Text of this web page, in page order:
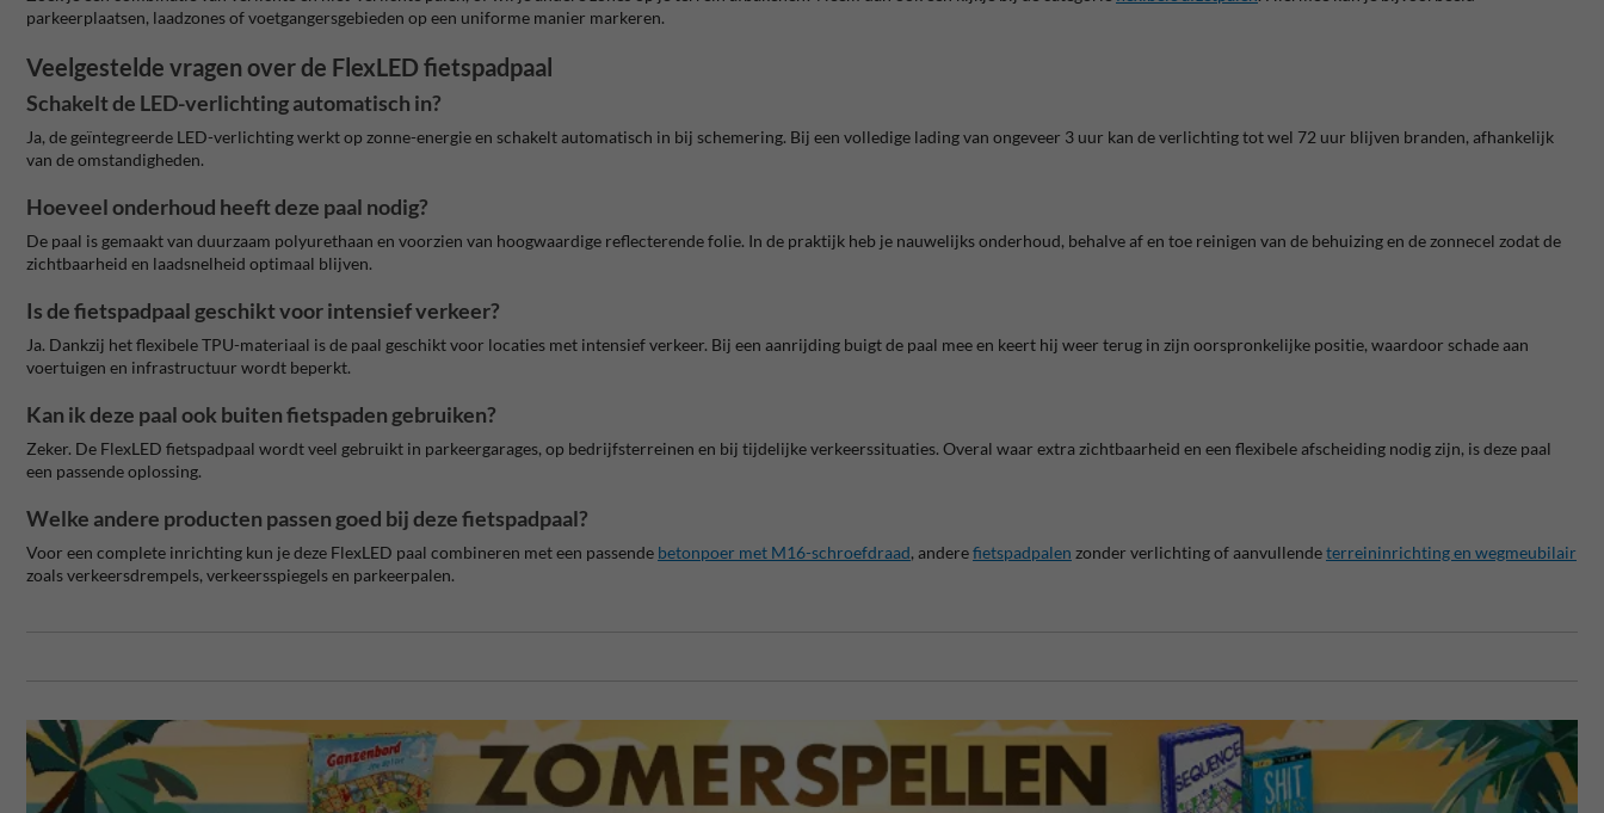
parkeerplaatsen, laadzones of voetgangersgebieden op een uniforme manier markeren.
Veelgestelde vragen over de FlexLED fietspadpaal
Schakelt de LED-verlichting automatisch in?
Ja, de geïntegreerde LED-verlichting werkt op zonne-energie en schakelt automatisch in bij schemering. Bij een volledige lading van ongeveer 3 uur kan de verlichting tot wel 72 uur blijven branden, afhankelijk
van de omstandigheden.
Hoeveel onderhoud heeft deze paal nodig?
De paal is gemaakt van duurzaam polyurethaan en voorzien van hoogwaardige reflecterende folie. In de praktijk heb je nauwelijks onderhoud, behalve af en toe reinigen van de behuizing en de zonnecel zodat de
zichtbaarheid en laadsnelheid optimaal blijven.
Is de fietspadpaal geschikt voor intensief verkeer?
Ja. Dankzij het flexibele TPU-materiaal is de paal geschikt voor locaties met intensief verkeer. Bij een aanrijding buigt de paal mee en keert hij weer terug in zijn oorspronkelijke positie, waardoor schade aan
voertuigen en infrastructuur wordt beperkt.
Kan ik deze paal ook buiten fietspaden gebruiken?
Zeker. De FlexLED fietspadpaal wordt veel gebruikt in parkeergarages, op bedrijfsterreinen en bij tijdelijke verkeerssituaties. Overal waar extra zichtbaarheid en een flexibele afscheiding nodig zijn, is deze paal
een passende oplossing.
Welke andere producten passen goed bij deze fietspadpaal?
Voor een complete inrichting kun je deze FlexLED paal combineren met een passende betonpoer met M16-schroefdraad, anderefietspadpalen zonder verlichting of aanvullendeterreininrichting en wegmeubilair
zoals verkeersdrempels, verkeersspiegels en parkeerpalen.